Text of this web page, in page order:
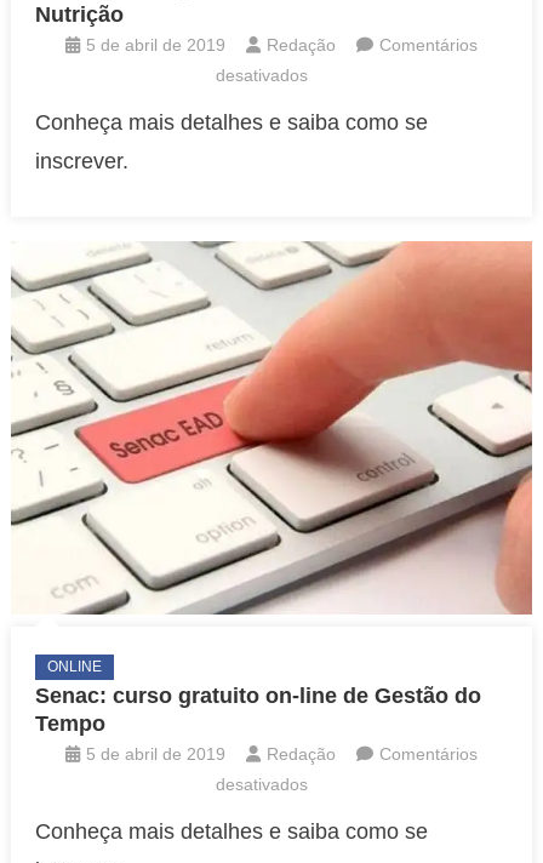
Nutrição
5 de abril de 2019 Redação
Comentários
desativadosem
curso
de
Diabetes
e
Nutrição
Conheça mais detalhes e saiba como se
inscrever.
ONLINE
Senac: curso gratuito on-line de Gestão do
Tempo
5 de abril de 2019 Redação
Comentários
desativadosem
curso
Conheça mais detalhes e saiba como se